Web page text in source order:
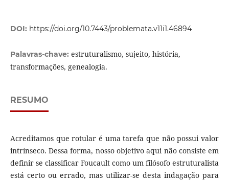
DOI: https://doi.org/10.7443/problemata.v11i1.46894
Palavras-chave: estruturalismo, sujeito, história,
transformações, genealogia.
RESUMO
Acreditamos que rotular é uma tarefa que não possui valor
intrínseco. Dessa forma, nosso objetivo aqui não consiste em
definir se classificar Foucault como um filósofo estruturalista
está certo ou errado, mas utilizar-se desta indagação para